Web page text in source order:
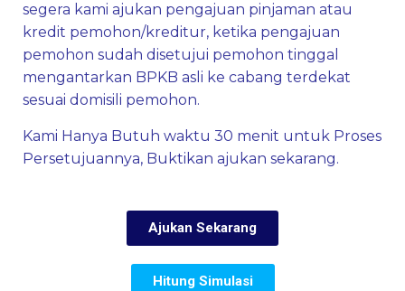
segera kami ajukan pengajuan pinjaman atau
kredit pemohon/kreditur, ketika pengajuan
pemohon sudah disetujui pemohon tinggal
mengantarkan BPKB asli ke cabang terdekat
sesuai domisili pemohon.
Kami Hanya Butuh waktu 30 menit untuk Proses
Persetujuannya, Buktikan ajukan sekarang.
Ajukan Sekarang
Hitung Simulasi